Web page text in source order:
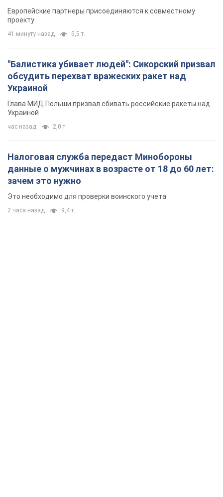
Видео
Европейские партнеры присоединяются к совместному
проекту
41 минуту назад 5,5 т.
"Балистика убивает людей": Сикорский призвал
обсудить перехват вражеских ракет над
Украиной
Глава МИД Польши призвал сбивать российские ракеты над
Украиной
час назад 2,0 т.
Налоговая служба передаст Минобороны
данные о мужчинах в возрасте от 18 до 60 лет:
зачем это нужно
Это необходимо для проверки воинского учета
2 часа назад 9,4 т.